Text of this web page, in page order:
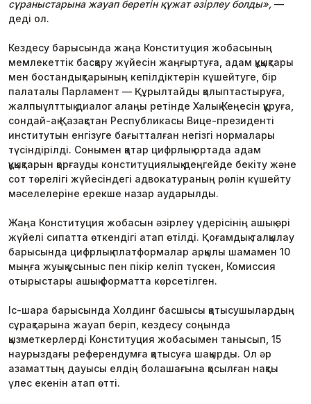
сұраныстарына жауап беретін құжат әзірлеу болды», —
деді ол.
Кездесу барысында жаңа Конституция жобасының
мемлекеттік басқару жүйесін жаңғыртуға, адам құқықтары
мен бостандықтарының кепілдіктерін күшейтуге, бір
палаталы Парламент — Құрылтайды қалыптастыруға,
жалпыұлттық диалог алаңы ретінде Халық Кеңесін құруға,
сондай-ақ Қазақстан Республикасы Вице-президенті
институтын енгізуге бағытталған негізгі нормалары
түсіндірілді. Сонымен қатар цифрлық ортада адам
құқықтарын қорғауды конституциялық деңгейде бекіту және
сот төрелігі жүйесіндегі адвокатураның рөлін күшейту
мәселелеріне ерекше назар аударылды.
Жаңа Конституция жобасын әзірлеу үдерісінің ашық әрі
жүйелі сипатта өткендігі атап өтілді. Қоғамдық талқылау
барысында цифрлық платформалар арқылы шамамен 10
мыңға жуық ұсыныс пен пікір келіп түскен, Комиссия
отырыстары ашық форматта көрсетілген.
Іс-шара барысында Холдинг басшысы қатысушылардың
сұрақтарына жауап беріп, кездесу соңында
қызметкерлерді Конституция жобасымен танысып, 15
наурыздағы референдумға қатысуға шақырды. Ол әр
азаматтың дауысы елдің болашағына қосылған нақты
үлес екенін атап өтті.